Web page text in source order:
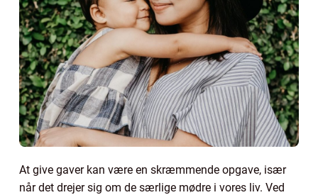
At give gaver kan være en skræmmende opgave, især
når det drejer sig om de særlige mødre i vores liv. Ved